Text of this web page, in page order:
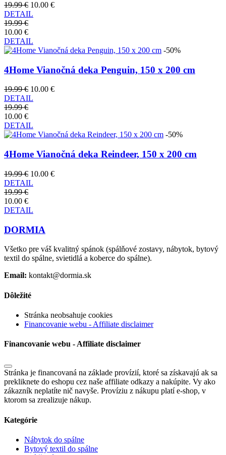
19.99 € 10.00 €
DETAIL
19.99 €
10.00 €
DETAIL
-50%
4Home Vianočná deka Penguin, 150 x 200 cm
19.99 € 10.00 €
DETAIL
19.99 €
10.00 €
DETAIL
-50%
4Home Vianočná deka Reindeer, 150 x 200 cm
19.99 € 10.00 €
DETAIL
19.99 €
10.00 €
DETAIL
DORMIA
Všetko pre váš kvalitný spánok (spálňové zostavy, nábytok, bytový
textil do spálne, svietidlá a koberce do spálne).
Email: kontakt@dormia.sk
Dôležité
Stránka neobsahuje cookies
Financovanie webu - Affiliate disclaimer
Financovanie webu - Affiliate disclaimer
Stránka je financovaná na základe provízií, ktoré sa získavajú ak sa
prekliknete do eshopu cez naše affiliate odkazy a nakúpite. Vy ako
zákazník neplatíte nič navyše. Províziu z nákupu platí e-shop, v
ktorom sa zrealizuje nákup.
Kategórie
Nábytok do spálne
Bytový textil do spálne